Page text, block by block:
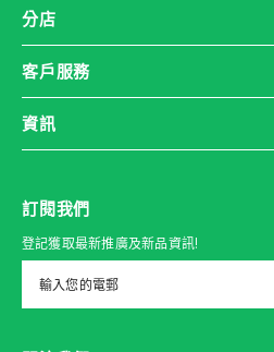
分店
客戶服務
資訊
訂閱我們
登記獲取最新推廣及新品資訊!